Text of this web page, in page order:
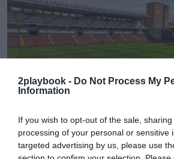
2playbook - Do Not Process My
Information
If you wish to opt-out of the sale,
processing of your personal or sensitive
targeted advertising by us, please use
2Playbook